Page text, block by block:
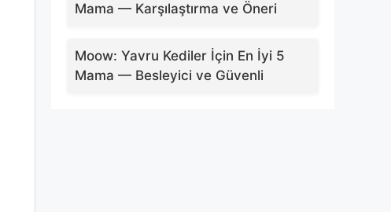
Mama — Karşılaştırma ve Öneri
Moow: Yavru Kediler İçin En İyi 5
Mama — Besleyici ve Güvenli